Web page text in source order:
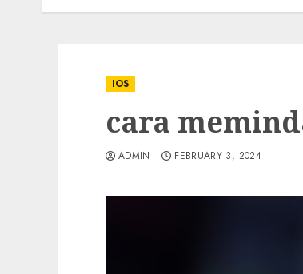
IOS
cara
ADMIN FEBRUARY 3, 2024